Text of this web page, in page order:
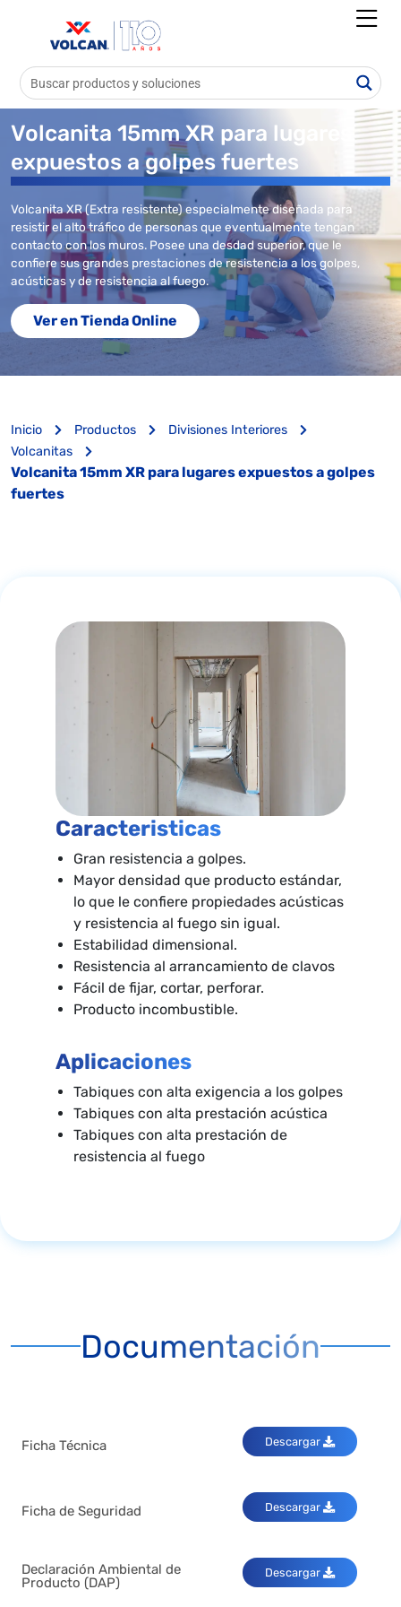
Volcanita 15mm XR para lugares
expuestos a golpes fuertes
Volcanita XR (Extra resistente) especialmente diseñada para
resistir el alto tráfico de personas que eventualmente tengan
contacto con los muros. Posee una desdad superior, que le
confiere sus grandes prestaciones de resistencia a los golpes,
acústicas y de resistencia al fuego.
Ver en Tienda Online
Inicio Productos
Divisiones Interiores
Volcanitas
Volcanita 15mm XR para lugares expuestos a golpes
fuertes
Caracteristicas
Gran resistencia a golpes.
Mayor densidad que producto estándar,
lo que le confiere propiedades acústicas
y resistencia al fuego sin igual.
Estabilidad dimensional.
Resistencia al arrancamiento de clavos
Fácil de fijar, cortar, perforar.
Producto incombustible.
Aplicaciones
Tabiques con alta exigencia a los golpes
Tabiques con alta prestación acústica
Tabiques con alta prestación de
resistencia al fuego
Documentación
Ficha Técnica Descargar
Ficha de Seguridad Descargar
Declaración Ambiental de
Producto (DAP)
Descargar